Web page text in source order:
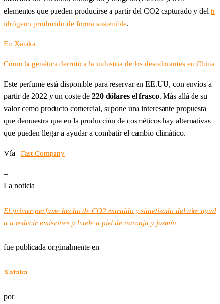
elementos que pueden producirse a partir del CO2 capturado y del h
idrógeno producido de forma sostenible.
En Xataka
Cómo la genética derrotó a la industria de los desodorantes en China
Este perfume está disponible para reservar en EE.UU, con envíos a
partir de 2022 y un coste de 220 dólares el frasco. Más allá de su
valor como producto comercial, supone una interesante propuesta
que demuestra que en la producción de cosméticos hay alternativas
que pueden llegar a ayudar a combatir el cambio climático.
Vía | Fast Company
–
La noticia
El primer perfume hecho de CO2 extraído y sintetizado del aire ayud
a a reducir emisiones y huele a piel de naranja y jazmín
fue publicada originalmente en
Xataka
por